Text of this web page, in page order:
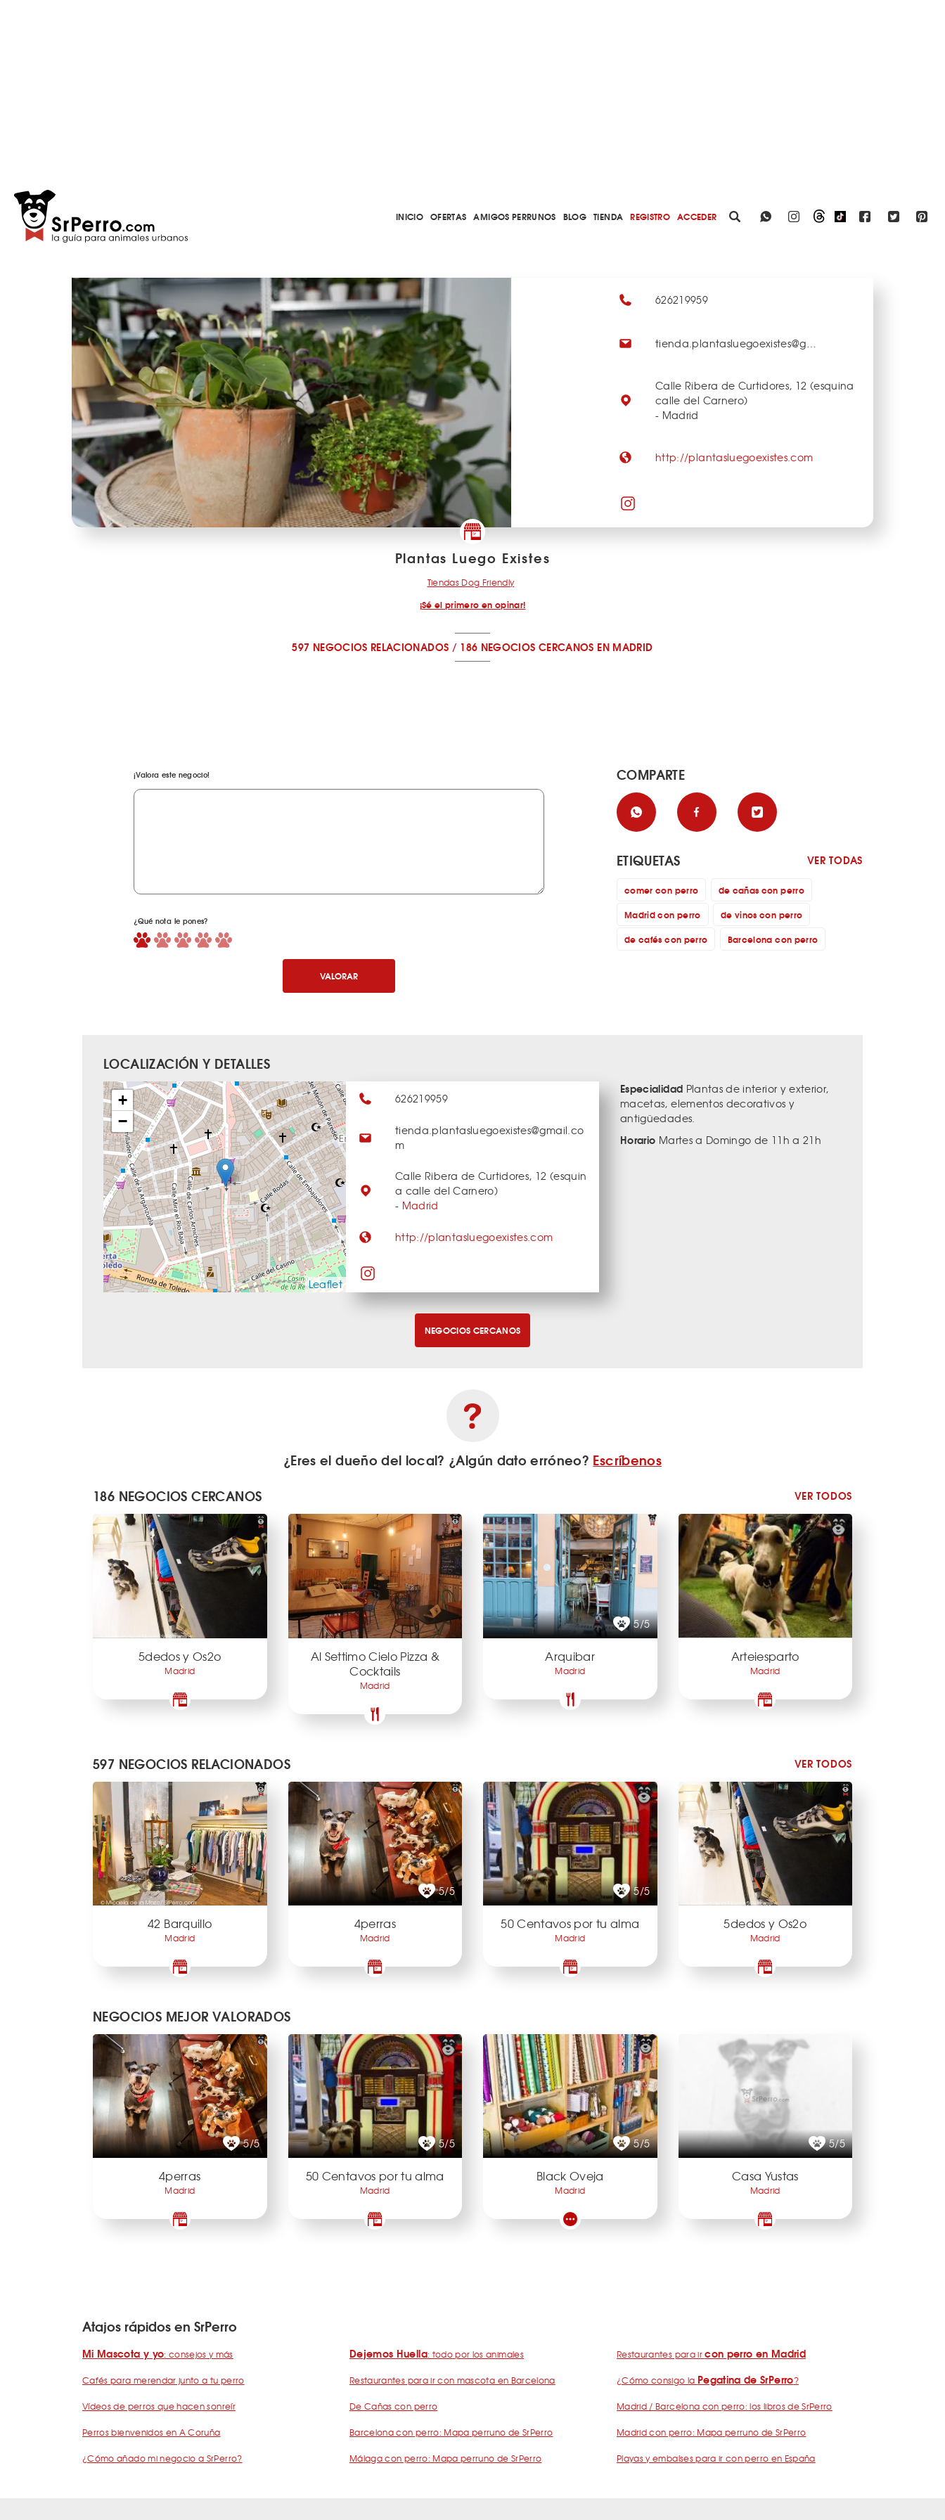
INICIO OFERTAS AMIGOS PERRUNOS BLOG TIENDA REGISTRO ACCEDER
626219959
Calle Ribera de Curtidores, 12 (esquina
calle del Carnero)
- Madrid
http://plantasluegoexistes.com
Plantas Luego Existes
Tiendas Dog Friendly
¡Sé el primero en opinar!
597 NEGOCIOS RELACIONADOS / 186 NEGOCIOS CERCANOS EN MADRID
¡Valora este negocio!
¿Qué nota le pones?
VALORAR
COMPARTE
ETIQUETAS VER TODAS
comer con perro
de cañas con perro
Madrid con perro
de vinos con perro
de cafés con perro
Barcelona con perro
LOCALIZACIÓN Y DETALLES
+
−
Leaflet
626219959
tienda.plantasluegoexistes@gmail.co
m
Calle Ribera de Curtidores, 12 (esquin
a calle del Carnero)
- Madrid
http://plantasluegoexistes.com
Especialidad Plantas de interior y exterior,
macetas, elementos decorativos y
antigüedades.
Horario Martes a Domingo de 11h a 21h
NEGOCIOS CERCANOS
¿Eres el dueño del local? ¿Algún dato erróneo? Escríbenos
186 NEGOCIOS CERCANOS
VER TODOS
5dedos y Os2o
Madrid
Al Settimo Cielo Pizza &
Cocktails
Madrid
5/5
Arquibar
Madrid
Arteiesparto
Madrid
597 NEGOCIOS RELACIONADOS VER TODOS
42 Barquillo
Madrid
5/5
4perras
Madrid
5/5
50 Centavos por tu alma
Madrid
5dedos y Os2o
Madrid
NEGOCIOS MEJOR VALORADOS
5/5
4perras
Madrid
5/5
50 Centavos por tu alma
Madrid
5/5
Black Oveja
Madrid
5/5
Casa Yustas
Madrid
Atajos rápidos en SrPerro
Mi Mascota y yo: consejos y más
Cafés para merendar junto a tu perro
Vídeos de perros que hacen sonreír
Perros bienvenidos en A Coruña
¿Cómo añado mi negocio a SrPerro?
Dejemos Huella: todo por los animales
Restaurantes para ir con mascota en Barcelona
De Cañas con perro
Barcelona con perro: Mapa perruno de SrPerro
Málaga con perro: Mapa perruno de SrPerro
Restaurantes para ircon perro en Madrid
¿Cómo consigo la Pegatina de SrPerro?
Madrid / Barcelona con perro: los libros de SrPerro
Madrid con perro: Mapa perruno de SrPerro
Playas y embalses para ir con perro en España